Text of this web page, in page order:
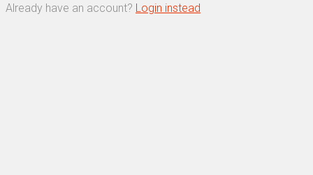
Already have an account? Login instead